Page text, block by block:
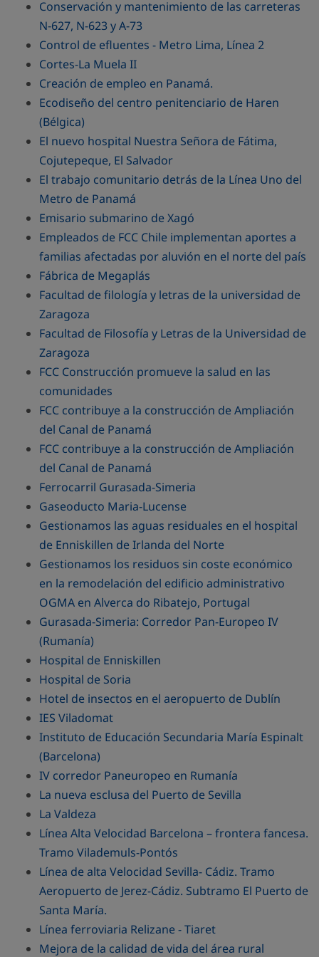
Conservación y mantenimiento de las carreteras
N-627, N-623 y A-73
Control de efluentes - Metro Lima, Línea 2
Cortes-La Muela II
Creación de empleo en Panamá.
Ecodiseño del centro penitenciario de Haren
(Bélgica)
El nuevo hospital Nuestra Señora de Fátima,
Cojutepeque, El Salvador
El trabajo comunitario detrás de la Línea Uno del
Metro de Panamá
Emisario submarino de Xagó
Empleados de FCC Chile implementan aportes a
familias afectadas por aluvión en el norte del país
Fábrica de Megaplás
Facultad de filología y letras de la universidad de
Zaragoza
Facultad de Filosofía y Letras de la Universidad de
Zaragoza
FCC Construcción promueve la salud en las
comunidades
FCC contribuye a la construcción de Ampliación
del Canal de Panamá
FCC contribuye a la construcción de Ampliación
del Canal de Panamá
Ferrocarril Gurasada-Simeria
Gaseoducto Maria-Lucense
Gestionamos las aguas residuales en el hospital
de Enniskillen de Irlanda del Norte
Gestionamos los residuos sin coste económico
en la remodelación del edificio administrativo
OGMA en Alverca do Ribatejo, Portugal
Gurasada-Simeria: Corredor Pan-Europeo IV
(Rumanía)
Hospital de Enniskillen
Hospital de Soria
Hotel de insectos en el aeropuerto de Dublín
IES Viladomat
Instituto de Educación Secundaria María Espinalt
(Barcelona)
IV corredor Paneuropeo en Rumanía
La nueva esclusa del Puerto de Sevilla
La Valdeza
Línea Alta Velocidad Barcelona – frontera fancesa.
Tramo Vilademuls-Pontós
Línea de alta Velocidad Sevilla- Cádiz. Tramo
Aeropuerto de Jerez-Cádiz. Subtramo El Puerto de
Santa María.
Línea ferroviaria Relizane - Tiaret
Mejora de la calidad de vida del área rural